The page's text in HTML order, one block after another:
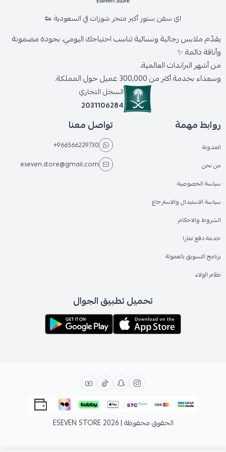
اي سفن ستور أكبر متجر شوزات في السعودية 👟
يقدّم ملابس رجالية ونسائية تناسب احتياجك اليومي، بجودة مضمونة
وأناقة دائمة ✨
من أشهر البراندات العالمية،
وسعداء بخدمة أكثر من 300,000 عميل حول المملكة.
السجل التجاري
2031106284
روابط مهمة
المدونة
من نحن
سياسة الخصوصية
سياسة الاستبدال والاسترجاع
الشروط والاحكام
خدمة دفع تمارا
برنامج التسويق بالعمولة
نظام الولاء
تواصل معنا
+966566229730
eseven.store@gmail.com
تحميل تطبيق الجوال
الحقوق محفوظة | 2026 ESEVEN STORE